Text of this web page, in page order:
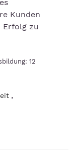
Kunden
Erfolg zu
12
,